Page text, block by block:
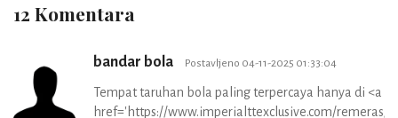
12 Komentara
bandar bola Postavljeno 04-11-2025 01:33:04
Tempat taruhan bola paling terpercaya hanya di <a
href='https://www.imperialttexclusive.com/remeras/